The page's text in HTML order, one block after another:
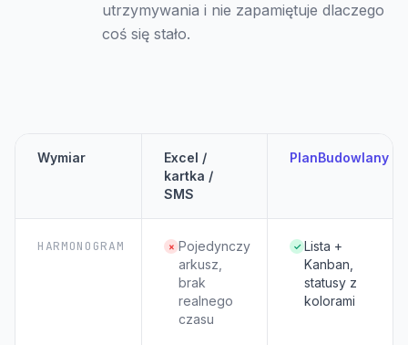
utrzymywania i nie zapamiętuje dlaczego
coś się stało.
Wymiar
Excel /
kartka /
SMS
PlanBudowlany
HARMONOGRAM × Pojedynczy
arkusz,
brak
realnego
czasu
✓ Lista +
Kanban,
statusy z
kolorami